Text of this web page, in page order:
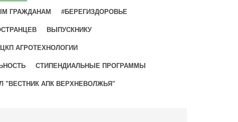
ГРАЖДАНАМ #БЕРЕГИЗДОРОВЬЕ
ВЫПУСКНИКУ
ЦКП АГРОТЕХНОЛОГИИ
СТИПЕНДИАЛЬНЫЕ ПРОГРАММЫ
"ВЕСТНИК АПК ВЕРХНЕВОЛЖЬЯ"